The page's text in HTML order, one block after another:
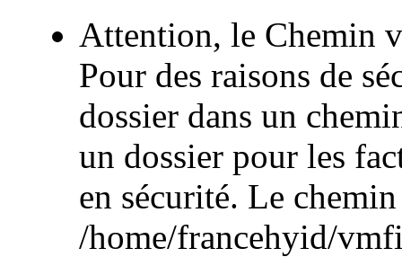
Attention, le Chemin
Pour des raisons de
dossier dans un
un dossier pour les
en sécurité. Le
/home/francehyid/